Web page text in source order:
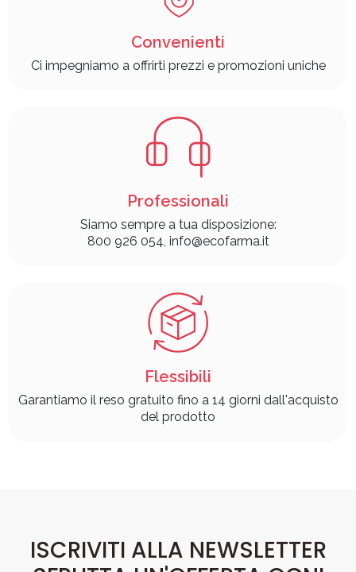
Convenienti
Ci impegniamo a offrirti prezzi e promozioni uniche
Professionali
Siamo sempre a tua disposizione:
800 926 054, info@ecofarma.it
Flessibili
Garantiamo il reso gratuito fino a 14 giorni dall'acquisto
del prodotto
ISCRIVITI ALLA NEWSLETTER